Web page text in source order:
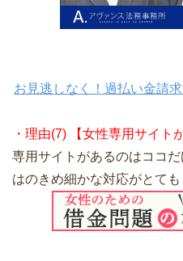
お見逃しなく！過払い金請
・理由(7) 【女性専用サイト
専用サイトがあるのはココ
はのきめ細かな対応がとても